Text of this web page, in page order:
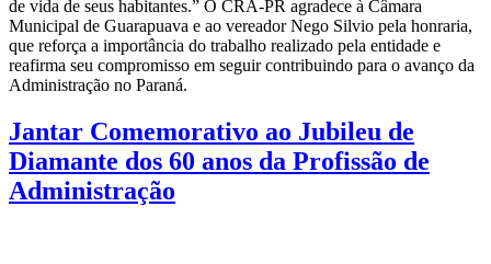
de vida de seus habitantes.” O CRA-PR agradece à Câmara
Municipal de Guarapuava e ao vereador Nego Silvio pela honraria,
que reforça a importância do trabalho realizado pela entidade e
reafirma seu compromisso em seguir contribuindo para o avanço da
Administração no Paraná.
Jantar Comemorativo ao Jubileu de
Diamante dos 60 anos da Profissão de
Administração